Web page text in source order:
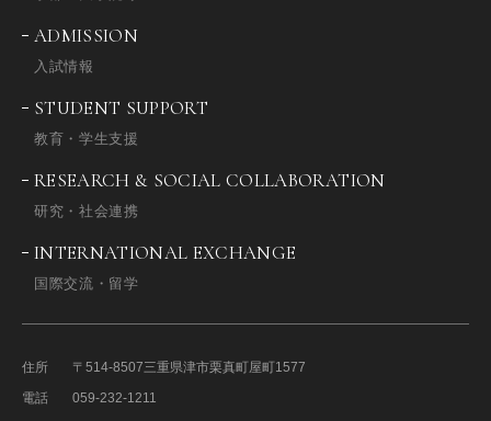
ADMISSION
入試情報
STUDENT SUPPORT
教育・学生支援
RESEARCH & SOCIAL COLLABORATION
研究・社会連携
INTERNATIONAL EXCHANGE
国際交流・留学
住所 〒514-8507三重県津市栗真町屋町1577
電話
059-232-1211